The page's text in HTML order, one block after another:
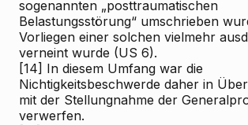
sogenannten „posttraumatischen
Belastungsstörung“ umschrieben
Vorliegen einer solchen vielmehr
verneint wurde (US 6).
[14] In diesem Umfang war die
Nichtigkeitsbeschwerde daher in
mit der Stellungnahme der
verwerfen.